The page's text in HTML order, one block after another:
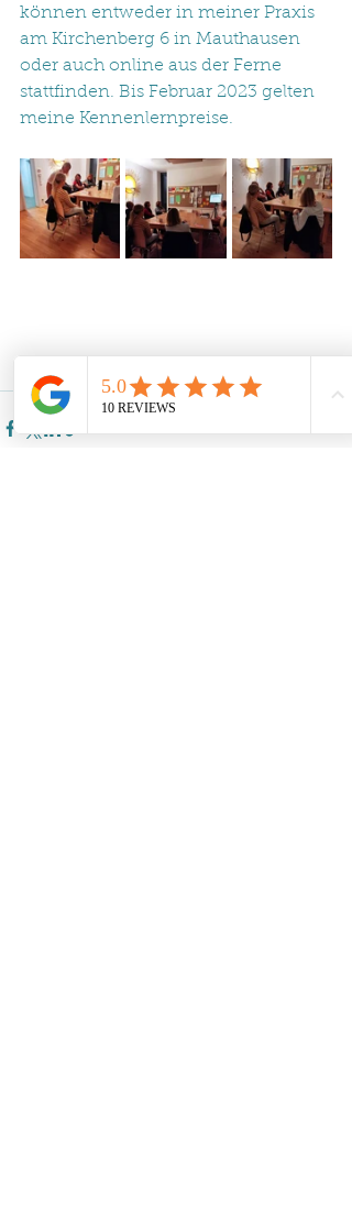
können entweder in meiner Praxis
am Kirchenberg 6 in Mauthausen
oder auch online aus der Ferne
stattfinden. Bis Februar 2023 gelten
meine Kennenlernpreise.